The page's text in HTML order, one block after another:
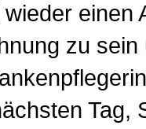
einen
zu sein
Tag,